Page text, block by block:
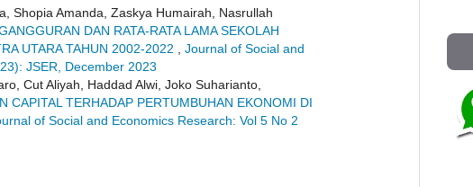
Shopia Amanda, Zaskya Humairah, Nasrullah
DAN RATA-RATA LAMA SEKOLAH
UTARA TAHUN 2002-2022
Journal of Social and
JSER, December 2023
Cut Aliyah, Haddad Alwi, Joko Suharianto,
CAPITAL TERHADAP PERTUMBUHAN EKONOMI DI
of Social and Economics Research: Vol 5 No 2